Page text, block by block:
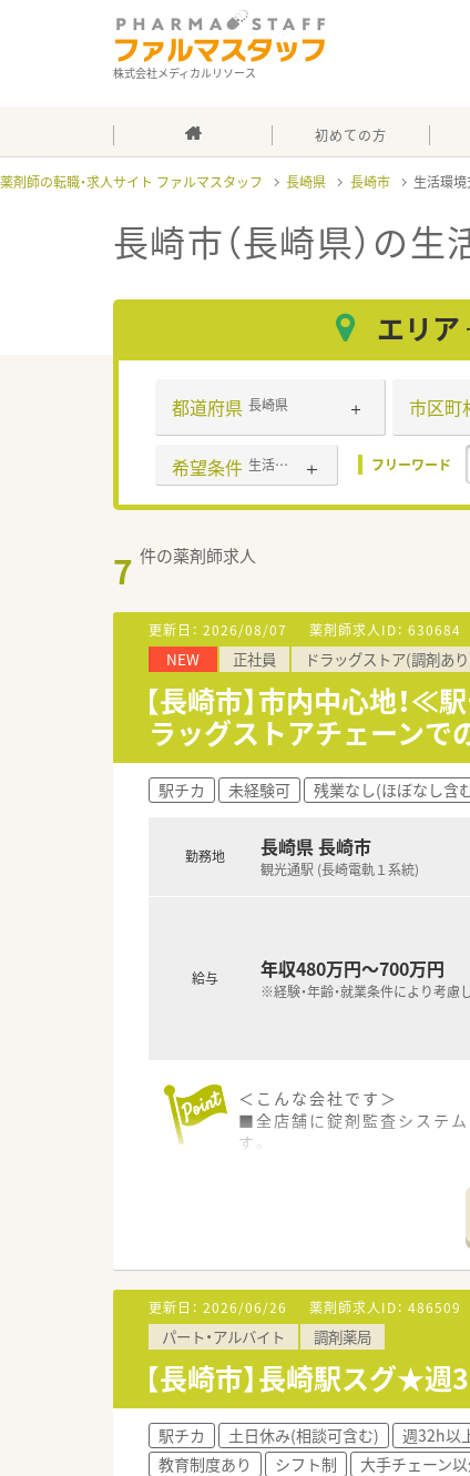
株式会社メディカルリソース
初めての方
薬剤師の転職・求人サイト ファルマスタッフ 長崎県 長崎市 生活環
長崎市（長崎県）の
エリア
都道府県 長崎県 市区町
希望条件 生活環境充実 フリーワード
7 件の薬剤師求人
更新日： 2026/08/07 薬剤師求人ID： 630684
NEW 正社員 ドラッグストア(調剤あ
【長崎市】市内中心地！
ラッグストアチェーンで
駅チカ 未経験可 残業なし(ほぼなし含
勤務地 長崎県 長崎市
観光通駅 (長崎電軌１系統)
給与 年収480万円～700万円
※経験・年齢・就業条件により考慮
＜こんな会社です＞
■全店舗に錠剤監査システム
す。
■女性活躍推進法に基づく基
■健康寿命を延ばす次世代
薬剤師・化粧品担当者が様
■チャレンジし、実績を残
リクルーターや、店舗開発
ことができます。
＜充実した福利厚生＞
■福利厚生も大手ならでは
・入社2年目から7連休取得(
■育児休業復帰率96％ 育児
■再雇用ライセンス制度 (退
■中途薬剤師の入社時研修
更新日： 2026/06/26 薬剤師求人ID： 486509
パート・アルバイト 調剤薬局
【長崎市】長崎駅スグ★週
駅チカ 土日休み(相談可含む) 週32h以
教育制度あり
シフト制 大手チェーン